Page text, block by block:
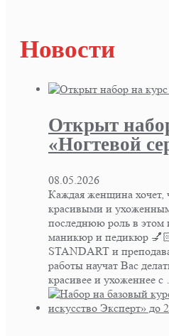
Новости
Открыт
«Ногтевой
08.05.2026
Каждая женщина хочет,
красивыми и
последнюю роль в этом
маникюр и педикюр
STANDART и
работы научат Вас
красивее и ухоженнее